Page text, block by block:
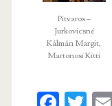
Pitvaros –
Jurkovicsné
Kálmán Margit,
Martonosi Kitti